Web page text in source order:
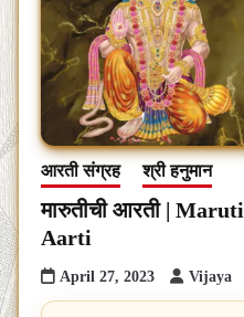
आरती संग्रह श्री हनुमान
मारुतीची आरती |
Aarti
April 27, 2023 Vijaya